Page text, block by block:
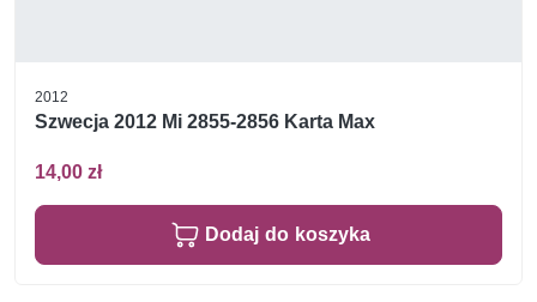
2012
Szwecja 2012 Mi 2855-2856 Karta Max
14,00 zł
Dodaj do koszyka